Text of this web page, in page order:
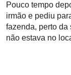
Pouco tempo
irmão e pediu
fazenda, perto da
não estava no